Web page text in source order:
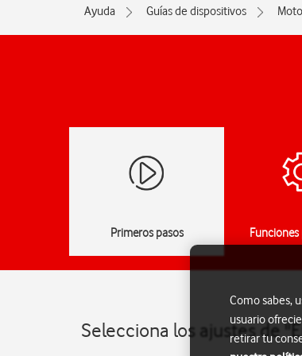
Ayuda Guías de dispositivos
Primeros pasos
Selecciona los ajustes de
Como sabes,
usuario
retirar tu